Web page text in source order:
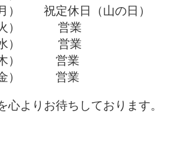
） 祝定休日（山の日）
火） 営業
水） 営業
木） 営業
金） 営業
心よりお待ちしております。